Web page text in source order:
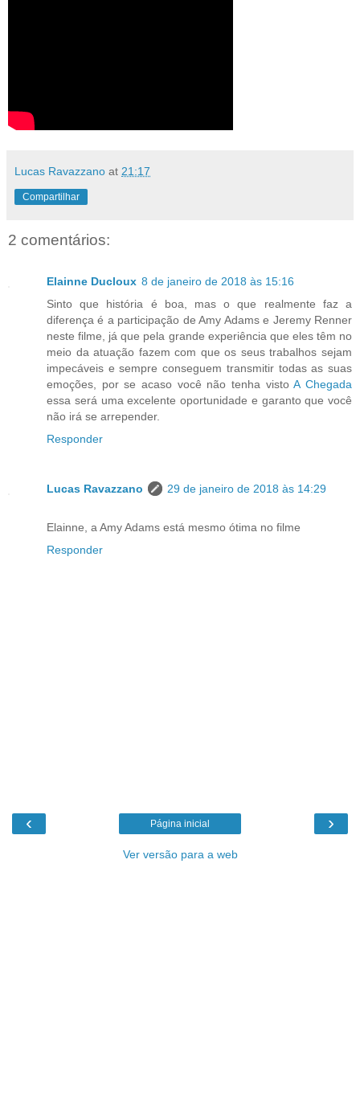
Lucas Ravazzano at 21:17
Compartilhar
2 comentários:
Elainne Ducloux 8 de janeiro de 2018 às 15:16
Sinto que história é boa, mas o que realmente faz a
diferença é a participação de Amy Adams e Jeremy Renner
neste filme, já que pela grande experiência que eles têm no
meio da atuação fazem com que os seus trabalhos sejam
impecáveis e sempre conseguem transmitir todas as suas
emoções, por se acaso você não tenha vistoA Chegada
essa será uma excelente oportunidade e garanto que você
não irá se arrepender.
Responder
Lucas Ravazzano 29 de janeiro de 2018 às 14:29
Elainne, a Amy Adams está mesmo ótima no filme
Responder
‹ ›
Página inicial
Ver versão para a web